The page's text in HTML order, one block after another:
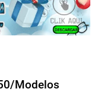
Modelos